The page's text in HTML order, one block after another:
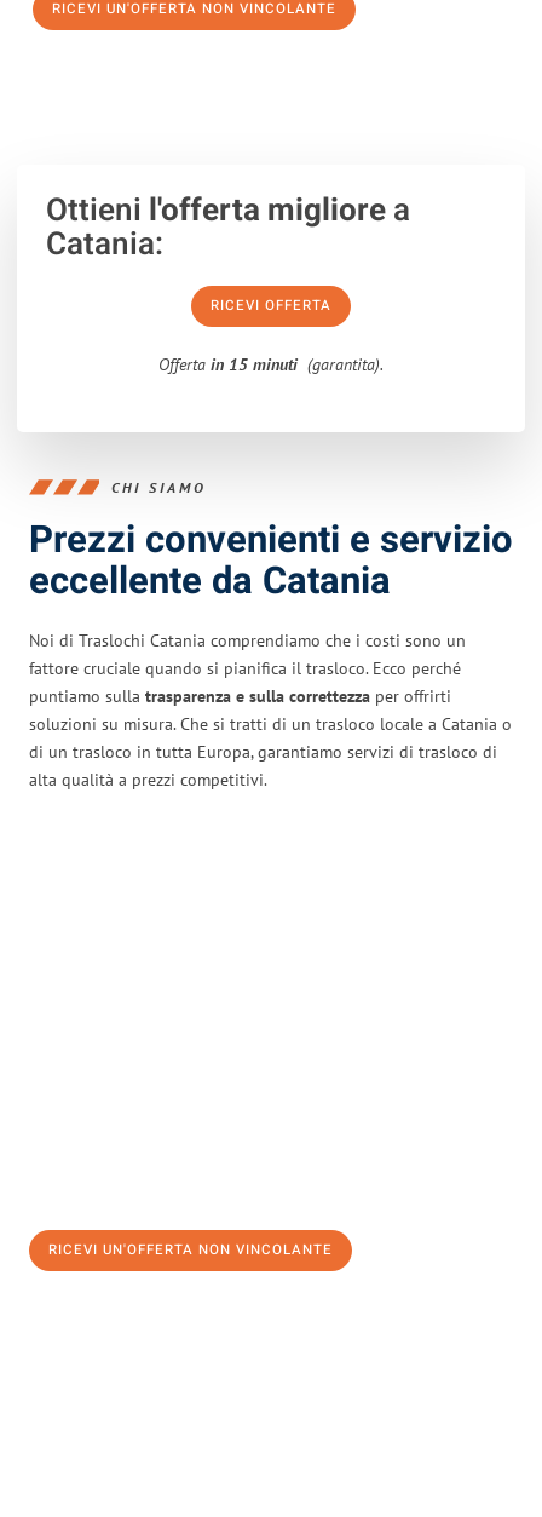
RICEVI UN'OFFERTA NON VINCOLANTE
Ottieni l'offerta migliorea
Catania:
RICEVI OFFERTA
Offerta in 15 minuti (garantita).
CHI SIAMO
Prezzi convenienti e servizio
eccellente da Catania
Noi di Traslochi Catania comprendiamo che i costi sono un
fattore cruciale quando si pianifica il trasloco. Ecco perché
puntiamo sulla trasparenza e sulla correttezza per offrirti
soluzioni su misura. Che si tratti di un trasloco locale a Catania o
di un trasloco in tutta Europa, garantiamo servizi di trasloco di
alta qualità a prezzi competitivi.
RICEVI UN'OFFERTA NON VINCOLANTE